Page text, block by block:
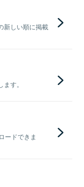
新しい順に掲載
す。
ードできま